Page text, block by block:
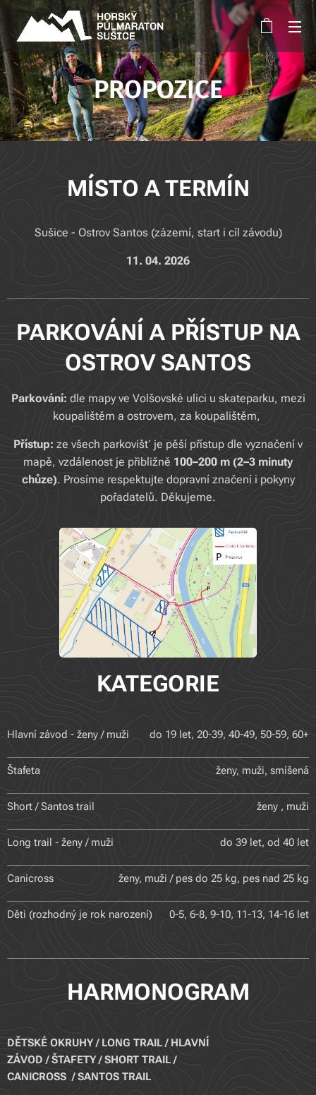
PROPOZICE
MÍSTO A TERMÍN
Sušice - Ostrov Santos (zázemí, start i cíl závodu)
11. 04. 2026
PARKOVÁNÍ A PŘÍSTUP NA
OSTROV SANTOS
Parkování: dle mapy ve Volšovské ulici u skateparku, mezi
koupalištěm a ostrovem, za koupalištěm,
Přístup: ze všech parkovišť je pěší přístup dle vyznačení v
mapě, vzdálenost je přibližně 100–200 m (2–3 minuty
chůze). Prosíme respektujte dopravní značení i pokyny
pořadatelů. Děkujeme.
KATEGORIE
Hlavní závod - ženy / muži do 19 let, 20-39, 40-49, 50-59, 60+
Štafeta ženy, muži, smíšená
Short / Santos trail ženy , muži
Long trail - ženy / muži do 39 let, od 40 let
Canicross ženy, muži / pes do 25 kg, pes nad 25 kg
Děti (rozhodný je rok narození) 0-5, 6-8, 9-10, 11-13, 14-16 let
HARMONOGRAM
DĚTSKÉ OKRUHY / LONG TRAIL / HLAVNÍ
ZÁVOD / ŠTAFETY / SHORT TRAIL/
CANICROSS / SANTOS TRAIL